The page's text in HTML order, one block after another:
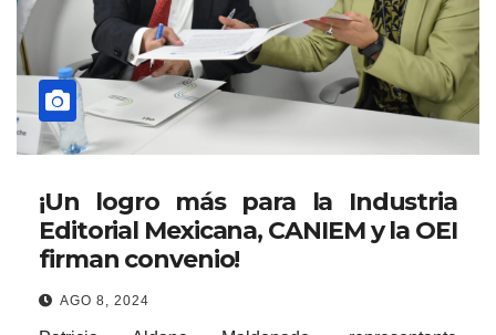
¡Un logro más para la Industria
Editorial Mexicana, CANIEM y la OEI
firman convenio!
AGO 8, 2024